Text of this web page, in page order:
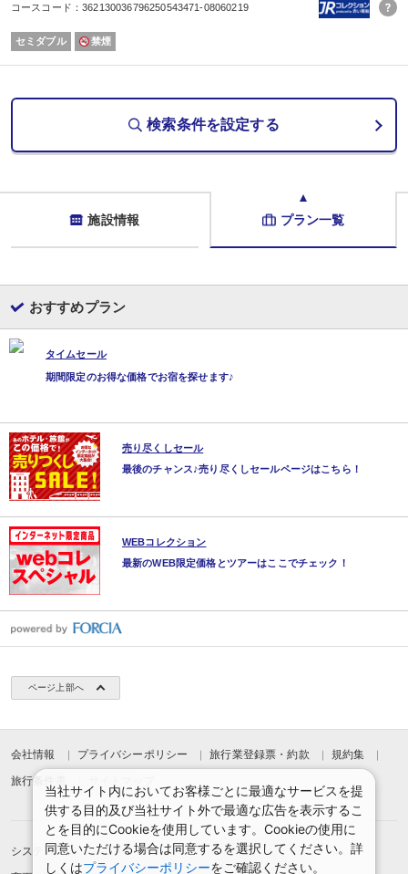
コースコード：362130036796250543471-08060219
セミダブル 禁煙
検索条件を設定する
施設情報 プラン一覧
おすすめプラン
タイムセール
期間限定のお得な価格でお宿を探せます♪
売り尽くしセール
最後のチャンス♪売り尽くしセールページはこちら！
WEBコレクション
最新のWEB限定価格とツアーはここでチェック！
ページ上部へ
会社情報 プライバシーポリシー 旅行業登録票・約款 規約集
旅行条件書
システムメンテナンスのお知らせ お申込みまでの手順
当社サイト内においてお客様ごとに最適なサービスを提
供する目的及び当社サイト外で最適な広告を表示するこ
とを目的にCookieを使用しています。Cookieの使用に
同意いただける場合は同意するを選択してください。詳
しくはプライバシーポリシーをご確認ください。